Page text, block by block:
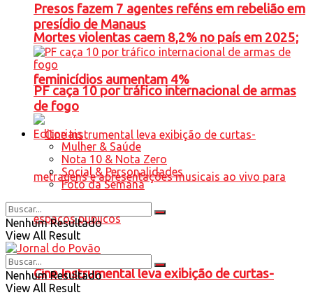
Mortes violentas caem 8,2% no país em 2025;
feminicídios aumentam 4%
Cine Instrumental leva exibição de curtas-
Presos fazem 7 agentes reféns em rebelião em
presídio de Manaus
PF caça 10 por tráfico internacional de armas
de fogo
Editoriais
Mulher & Saúde
Nota 10 & Nota Zero
Social & Personalidades
Foto da Semana
Nenhum Resultado
View All Result
Nenhum Resultado
View All Result